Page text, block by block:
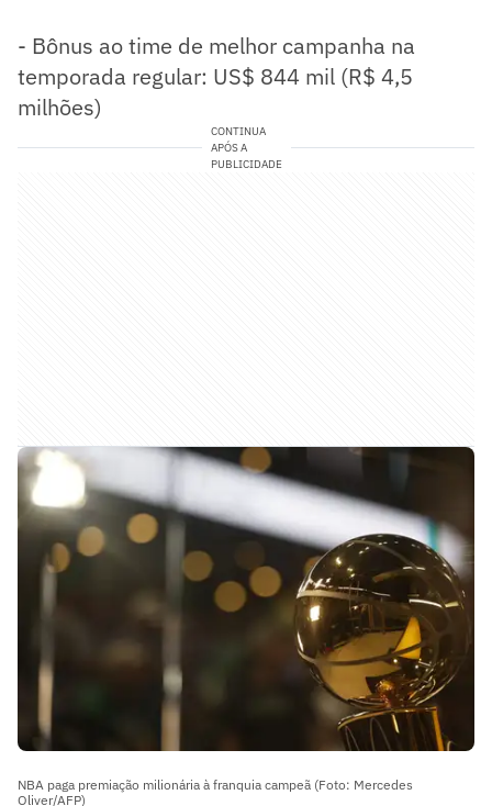
- Bônus ao time de melhor campanha na
temporada regular: US$ 844 mil (R$ 4,5
milhões)
CONTINUA
APÓS A
PUBLICIDADE
NBA paga premiação milionária à franquia campeã (Foto: Mercedes
Oliver/AFP)